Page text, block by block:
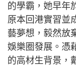
的學霸，她早年
原本回港實習並
藝夢想，毅然放
娛樂圈發展。憑
的高材生背景，